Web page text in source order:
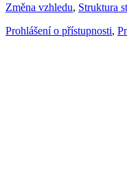
Změna vzhledu, Struktura
Prohlášení o přístupnosti,